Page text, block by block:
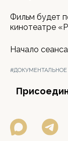
Фильм будет
кинотеатре
Начало